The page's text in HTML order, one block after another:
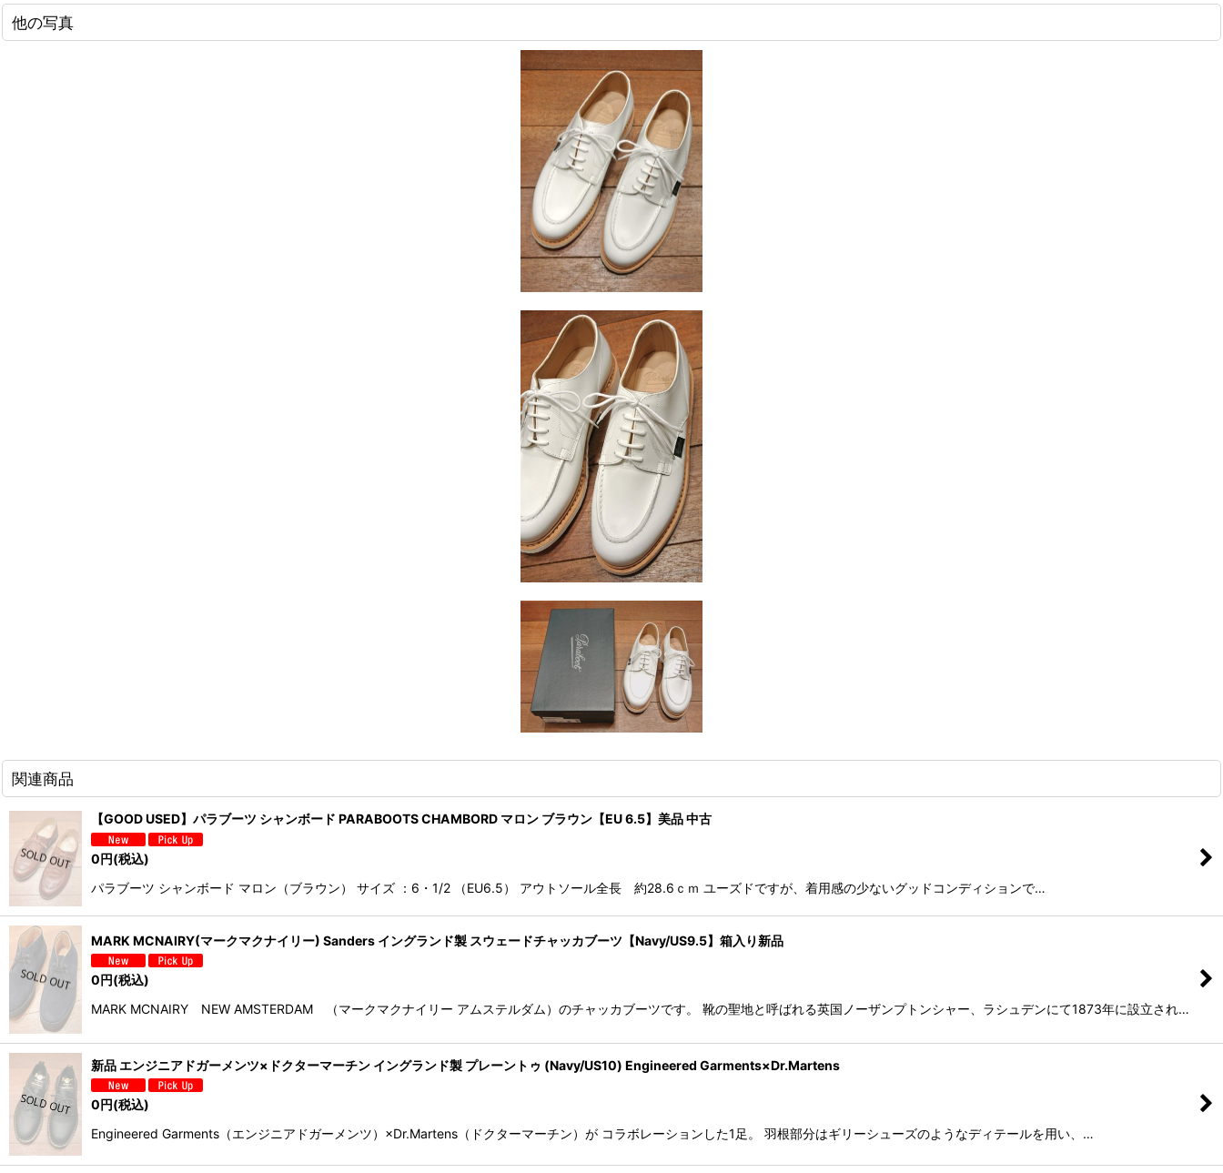
他の写真
関連商品
【GOOD USED】パラブーツ シャンボード PARABOOTS CHAMBORD マロン ブラウン【EU 6.5】美品 中古
0円(税込)
パラブーツ シャンボード マロン（ブラウン） サイズ ：6・1/2 （EU6.5） アウトソール全長 約28.6ｃｍ ユーズドですが、着用感の少ないグッドコンディションで…
MARK MCNAIRY(マークマクナイリー) Sanders イングランド製 スウェードチャッカブーツ【Navy/US9.5】箱入り新品
0円(税込)
MARK MCNAIRY NEW AMSTERDAM （マークマクナイリー アムステルダム）のチャッカブーツです。 靴の聖地と呼ばれる英国ノーザンプトンシャー、ラシュデンにて1873年に設立され…
新品 エンジニアドガーメンツ×ドクターマーチン イングランド製 プレーントゥ (Navy/US10) Engineered Garments×Dr.Martens
0円(税込)
Engineered Garments（エンジニアドガーメンツ）×Dr.Martens（ドクターマーチン）が コラボレーションした1足。 羽根部分はギリーシューズのようなディテールを用い、…